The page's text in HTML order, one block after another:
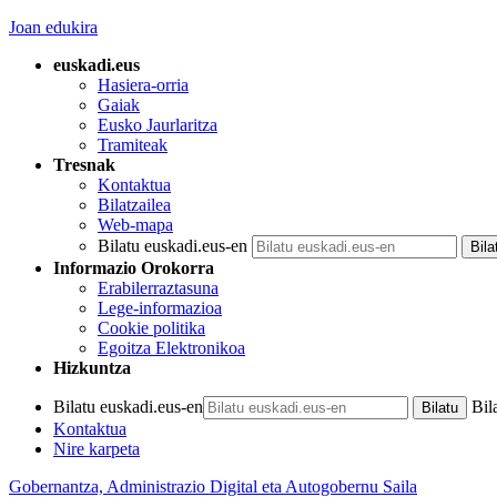
Joan edukira
euskadi.eus
Hasiera-orria
Gaiak
Eusko Jaurlaritza
Tramiteak
Tresnak
Kontaktua
Bilatzailea
Web-mapa
Bilatu euskadi.eus-en
Informazio Orokorra
Erabilerraztasuna
Lege-informazioa
Cookie politika
Egoitza Elektronikoa
Hizkuntza
Bilatu euskadi.eus-en
Kontaktua
Nire karpeta
Gobernantza, Administrazio Digital eta Autogobernu Saila